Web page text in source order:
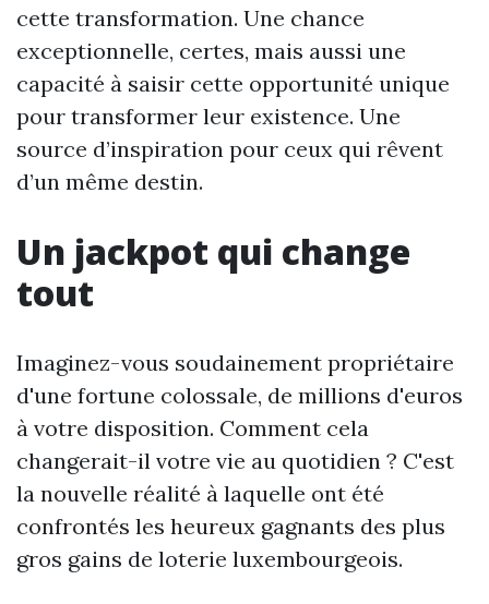
cette transformation. Une chance
exceptionnelle, certes, mais aussi une
capacité à saisir cette opportunité unique
pour transformer leur existence. Une
source d’inspiration pour ceux qui rêvent
d’un même destin.
Un jackpot qui change
tout
Imaginez-vous soudainement propriétaire
d'une fortune colossale, de millions d'euros
à votre disposition. Comment cela
changerait-il votre vie au quotidien ? C'est
la nouvelle réalité à laquelle ont été
confrontés les heureux gagnants des plus
gros gains de loterie luxembourgeois.